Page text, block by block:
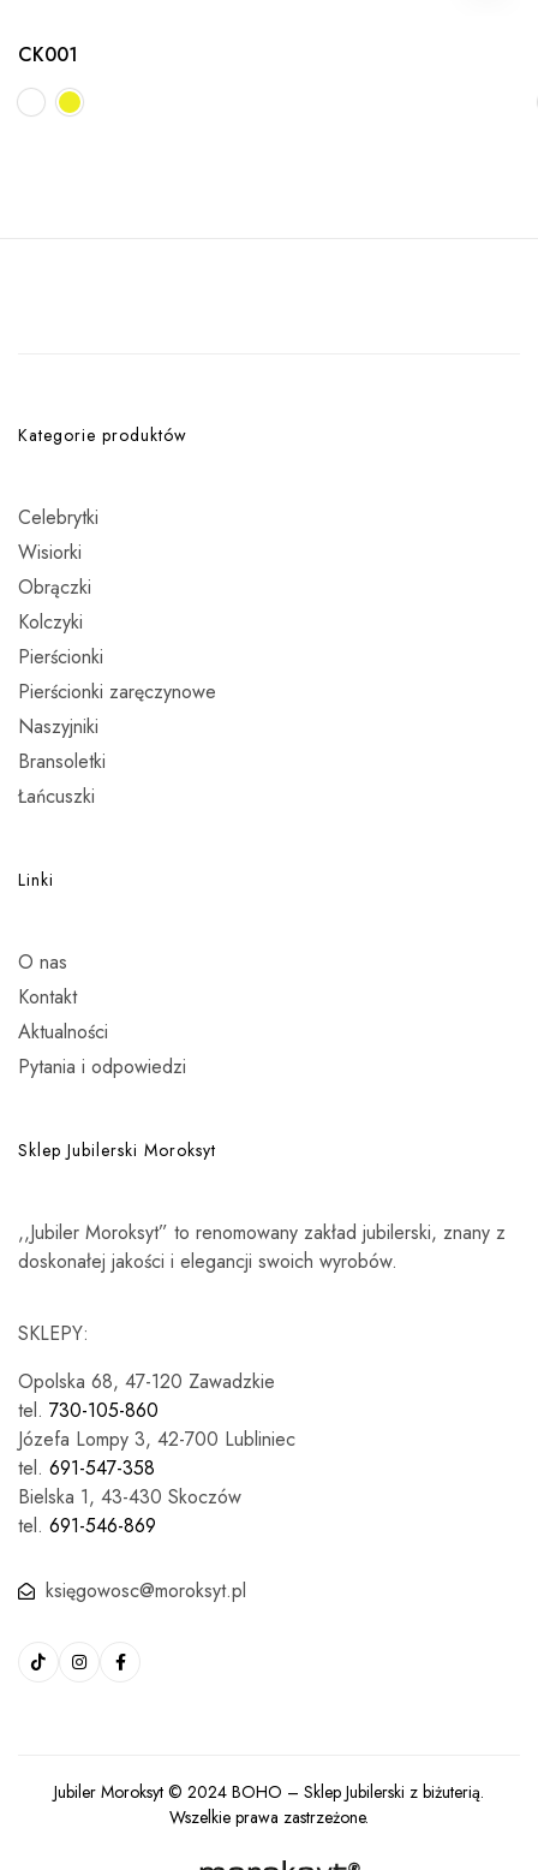
CK001
Kategorie produktów
Celebrytki
Wisiorki
Obrączki
Kolczyki
Pierścionki
Pierścionki zaręczynowe
Naszyjniki
Bransoletki
Łańcuszki
Linki
O nas
Kontakt
Aktualności
Pytania i odpowiedzi
Sklep Jubilerski Moroksyt
,,Jubiler Moroksyt” to renomowany zakład jubilerski, znany z
doskonałej jakości i elegancji swoich wyrobów.
SKLEPY:
Opolska 68, 47-120 Zawadzkie
tel. 730-105-860
Józefa Lompy 3, 42-700 Lubliniec
tel. 691-547-358
Bielska 1, 43-430 Skoczów
tel. 691-546-869
księgowosc@moroksyt.pl
Jubiler Moroksyt © 2024 BOHO – Sklep Jubilerski z biżuterią.
Wszelkie prawa zastrzeżone.